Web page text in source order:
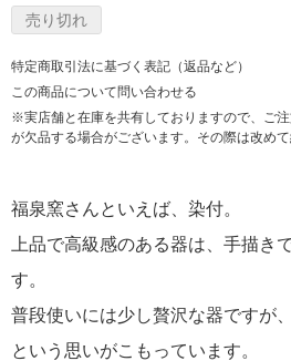
特定商取引法に基づく表記（返品など）
この商品について問い合わせる
※実店舗と在庫を共有しておりますので、ご
が欠品する場合がございます。その際は改めて
福泉窯さんといえば、染付。
上品で高級感のある器は、手描き
す。
普段使いには少し贅沢な器ですが
という思いがこもっています。